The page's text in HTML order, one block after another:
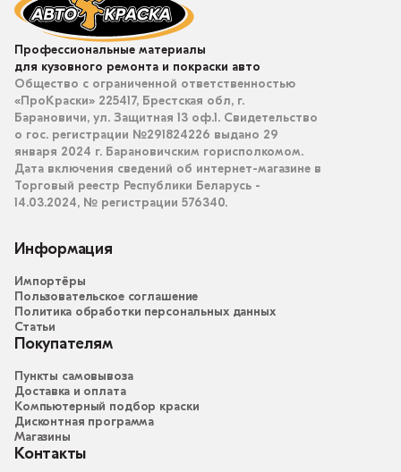
Профессиональные материалы
для кузовного ремонта и покраски авто
Общество с ограниченной ответственностью
«ПроКраски» 225417, Брестская обл, г.
Барановичи, ул. Защитная 13 оф.1. Свидетельство
о гос. регистрации №291824226 выдано 29
января 2024 г. Барановичским горисполкомом.
Дата включения сведений об интернет-магазине в
Торговый реестр Республики Беларусь -
14.03.2024, № регистрации 576340.
Информация
Импортёры
Пользовательское соглашение
Политика обработки персональных данных
Статьи
Покупателям
Пункты самовывоза
Доставка и оплата
Компьютерный подбор краски
Дисконтная программа
Магазины
Контакты